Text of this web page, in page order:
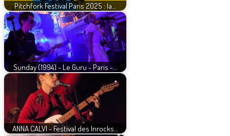
Pitchfork Festival Paris 2025 : la…
Sunday (1994) - Le Guru - Paris -…
ANNA CALVI - Festival des Inrocks…